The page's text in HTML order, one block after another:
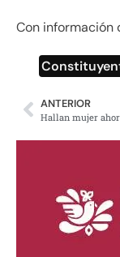
Con información
ANTERIOR